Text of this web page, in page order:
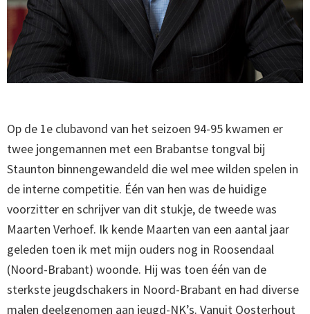
Op de 1e clubavond van het seizoen 94-95 kwamen er
twee jongemannen met een Brabantse tongval bij
Staunton binnengewandeld die wel mee wilden spelen in
de interne competitie. Één van hen was de huidige
voorzitter en schrijver van dit stukje, de tweede was
Maarten Verhoef. Ik kende Maarten van een aantal jaar
geleden toen ik met mijn ouders nog in Roosendaal
(Noord-Brabant) woonde. Hij was toen één van de
sterkste jeugdschakers in Noord-Brabant en had diverse
malen deelgenomen aan jeugd-NK’s. Vanuit Oosterhout